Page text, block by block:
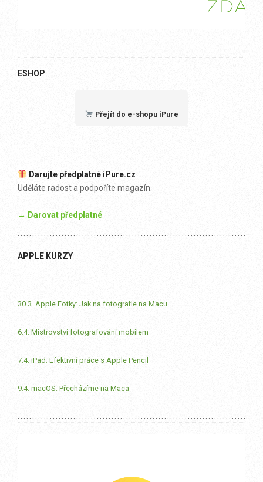
ESHOP
Přejít do e-shopu iPure
Darujte předplatné iPure.cz
Uděláte radost a podpoříte magazín.
→ Darovat předplatné
APPLE KURZY
30.3. Apple Fotky: Jak na fotografie na Macu
6.4. Mistrovství fotografování mobilem
7.4. iPad: Efektivní práce s Apple Pencil
9.4. macOS: Přecházíme na Maca